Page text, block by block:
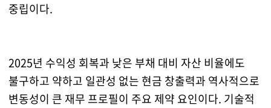
중립이다.
2025년 수익성 회복과 낮은 부채 대비 자산 비율에도
불구하고 약하고 일관성 없는 현금 창출력과 역사적으로
변동성이 큰 재무 프로필이 주요 제약 요인이다. 기술적